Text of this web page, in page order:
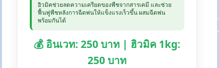
ฮิวมิคช่วยลดความเครียดของพืชจากสารเคมี และช่วย
ฟื้นฟูพืชหลังการฉีดพ่นให้แข็งแรงเร็วขึ้น ผสมฉีดพ่น
พร้อมกันได้
💰 อินเวท: 250 บาท | ฮิวมิค 1kg:
250 บาท